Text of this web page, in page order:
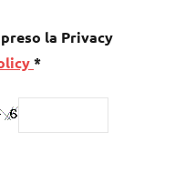
la Privacy
*